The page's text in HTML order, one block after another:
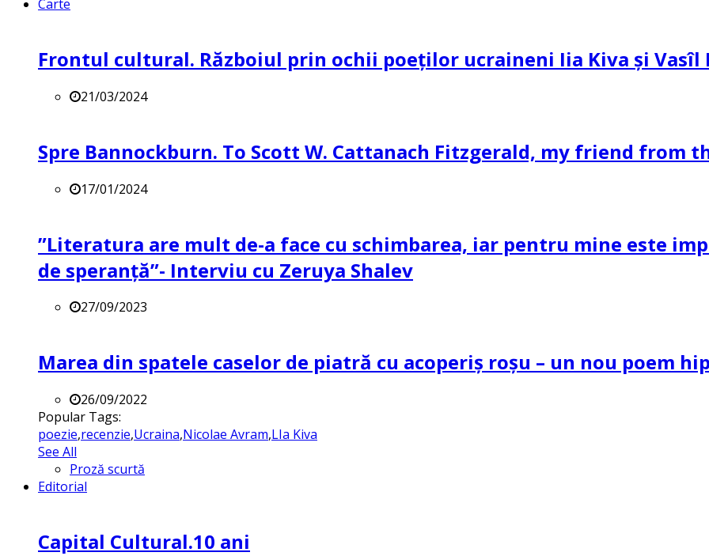
Carte
Frontul cultural. Războiul prin ochii poeților ucraineni Iia Kiva și Vasîl
21/03/2024
Spre Bannockburn. To Scott W. Cattanach Fitzgerald, my friend from
17/01/2024
”Literatura are mult de-a face cu schimbarea, iar pentru mine este
de speranță”- Interviu cu Zeruya Shalev
27/09/2023
Marea din spatele caselor de piatră cu acoperiș roșu – un nou poem
26/09/2022
Popular Tags:
poezie,recenzie,Ucraina,Nicolae Avram,LIa Kiva
See All
Proză scurtă
Editorial
Capital Cultural.10 ani